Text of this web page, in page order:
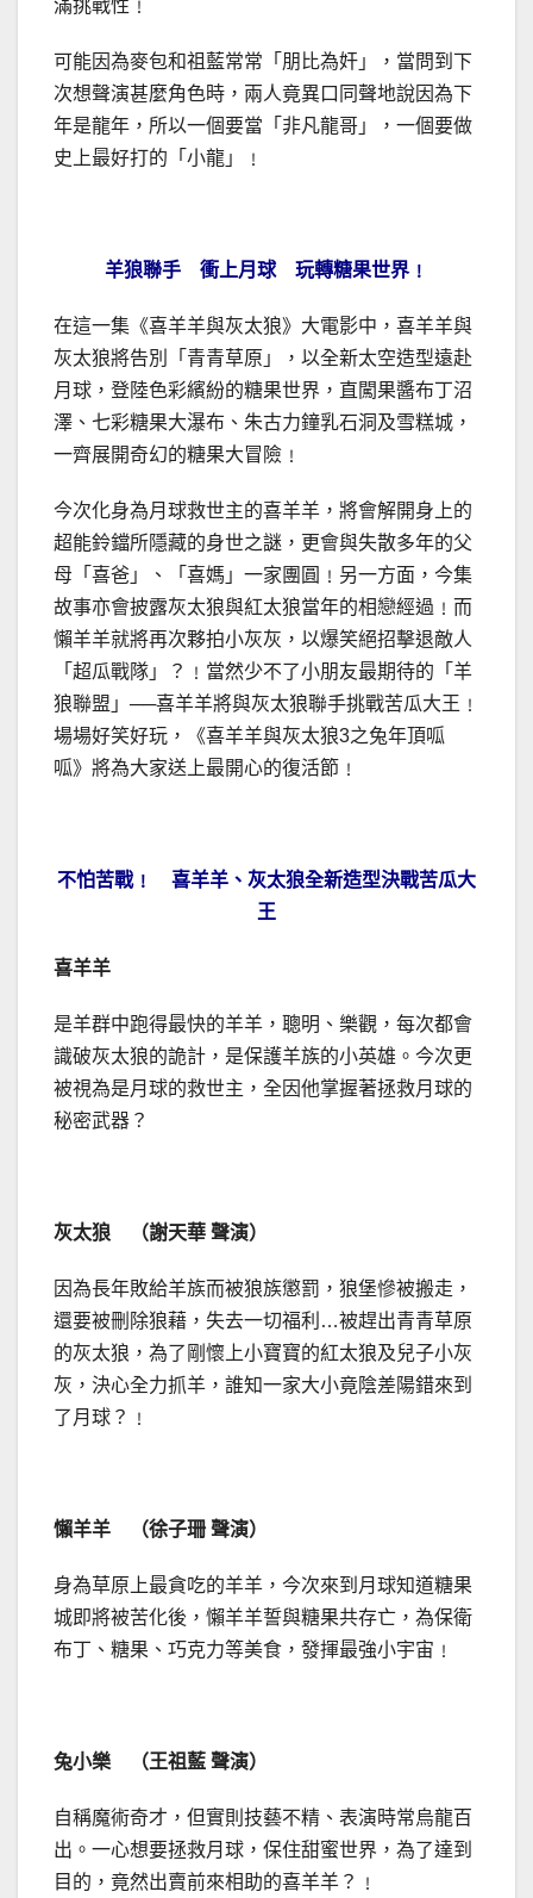
滿挑戰性﹗
可能因為麥包和祖藍常常「朋比為奸」，當問到下
次想聲演甚麼角色時，兩人竟異口同聲地說因為下
年是龍年，所以一個要當「非凡龍哥」，一個要做
史上最好打的「小龍」﹗
羊狼聯手 衝上月球 玩轉糖果世界﹗
在這一集《喜羊羊與灰太狼》大電影中，喜羊羊與
灰太狼將告別「青青草原」，以全新太空造型遠赴
月球，登陸色彩繽紛的糖果世界，直闖果醬布丁沼
澤、七彩糖果大瀑布、朱古力鐘乳石洞及雪糕城，
一齊展開奇幻的糖果大冒險﹗
今次化身為月球救世主的喜羊羊，將會解開身上的
超能鈴鐺所隱藏的身世之謎，更會與失散多年的父
母「喜爸」、「喜媽」一家團圓﹗另一方面，今集
故事亦會披露灰太狼與紅太狼當年的相戀經過﹗而
懶羊羊就將再次夥拍小灰灰，以爆笑絕招擊退敵人
「超瓜戰隊」？﹗當然少不了小朋友最期待的「羊
狼聯盟」──喜羊羊將與灰太狼聯手挑戰苦瓜大王﹗
場場好笑好玩，《喜羊羊與灰太狼3之兔年頂呱
呱》將為大家送上最開心的復活節﹗
不怕苦戰﹗ 喜羊羊、灰太狼全新造型決戰苦瓜大
王
喜羊羊
是羊群中跑得最快的羊羊，聰明、樂觀，每次都會
識破灰太狼的詭計，是保護羊族的小英雄。今次更
被視為是月球的救世主，全因他掌握著拯救月球的
秘密武器？
灰太狼 （謝天華 聲演）
因為長年敗給羊族而被狼族懲罰，狼堡慘被搬走，
還要被刪除狼藉，失去一切福利…被趕出青青草原
的灰太狼，為了剛懷上小寶寶的紅太狼及兒子小灰
灰，決心全力抓羊，誰知一家大小竟陰差陽錯來到
了月球？﹗
懶羊羊 （徐子珊 聲演）
身為草原上最貪吃的羊羊，今次來到月球知道糖果
城即將被苦化後，懶羊羊誓與糖果共存亡，為保衛
布丁、糖果、巧克力等美食，發揮最強小宇宙﹗
兔小樂 （王祖藍 聲演）
自稱魔術奇才，但實則技藝不精、表演時常烏龍百
出。一心想要拯救月球，保住甜蜜世界，為了達到
目的，竟然出賣前來相助的喜羊羊？﹗